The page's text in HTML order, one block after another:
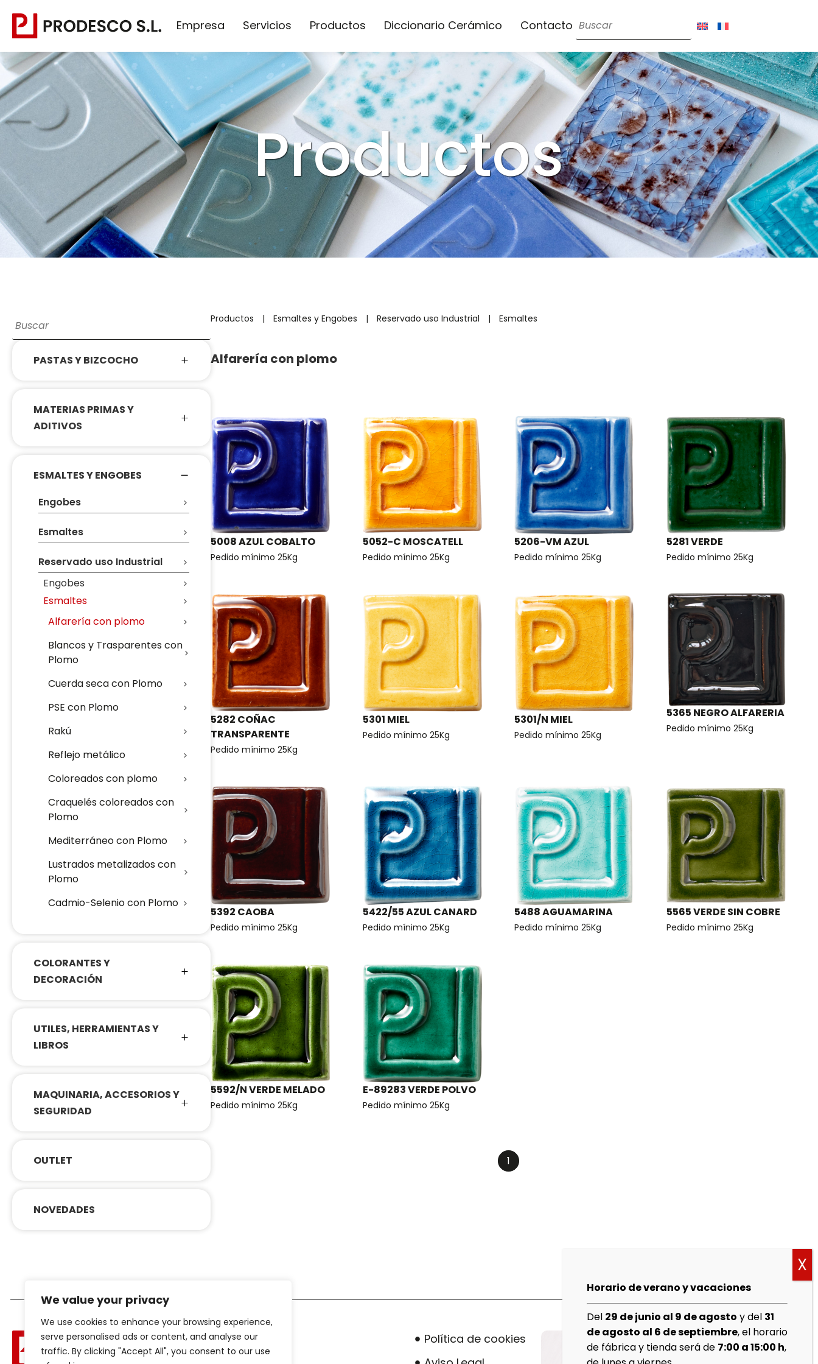
We value your privacy
We use cookies to enhance your browsing experience,
serve personalised ads or content, and analyse our
traffic. By clicking "Accept All", you consent to our use
Empresa Servicios Productos Diccionario Cerámico Contacto
Productos
PASTAS Y BIZCOCHO
MATERIAS PRIMAS Y
ADITIVOS
ESMALTES Y ENGOBES
Engobes
Esmaltes
Reservado uso Industrial
Engobes
Esmaltes
Alfarería con plomo
Blancos y Trasparentes con
Plomo
Cuerda seca con Plomo
PSE con Plomo
Rakú
Reflejo metálico
Coloreados con plomo
Craquelés coloreados con
Plomo
Mediterráneo con Plomo
Lustrados metalizados con
Plomo
Cadmio-Selenio con Plomo
COLORANTES Y
DECORACIÓN
UTILES, HERRAMIENTAS Y
LIBROS
MAQUINARIA, ACCESORIOS Y
SEGURIDAD
OUTLET
NOVEDADES
Productos | Esmaltes y Engobes | Reservado uso Industrial | Esmaltes
Alfarería con plomo
5008 AZUL COBALTO
Pedido mínimo 25Kg
5052-C MOSCATELL
Pedido mínimo 25Kg
5206-VM AZUL
Pedido mínimo 25Kg
5281 VERDE
Pedido mínimo 25Kg
5282 COÑAC
TRANSPARENTE
Pedido mínimo 25Kg
5301 MIEL
Pedido mínimo 25Kg
5301/N MIEL
Pedido mínimo 25Kg
5365 NEGRO ALFARERIA
Pedido mínimo 25Kg
5392 CAOBA
Pedido mínimo 25Kg
5422/55 AZUL CANARD
Pedido mínimo 25Kg
5488 AGUAMARINA
Pedido mínimo 25Kg
5565 VERDE SIN COBRE
Pedido mínimo 25Kg
5592/N VERDE MELADO
Pedido mínimo 25Kg
E-89283 VERDE POLVO
Pedido mínimo 25Kg
1
Política de cookies
Horario de verano y vacaciones
Del 29 de junio al 9 de agosto y del 31
de agosto al 6 de septiembre, el horario
de fábrica y tienda será de 7:00 a 15:00 h,